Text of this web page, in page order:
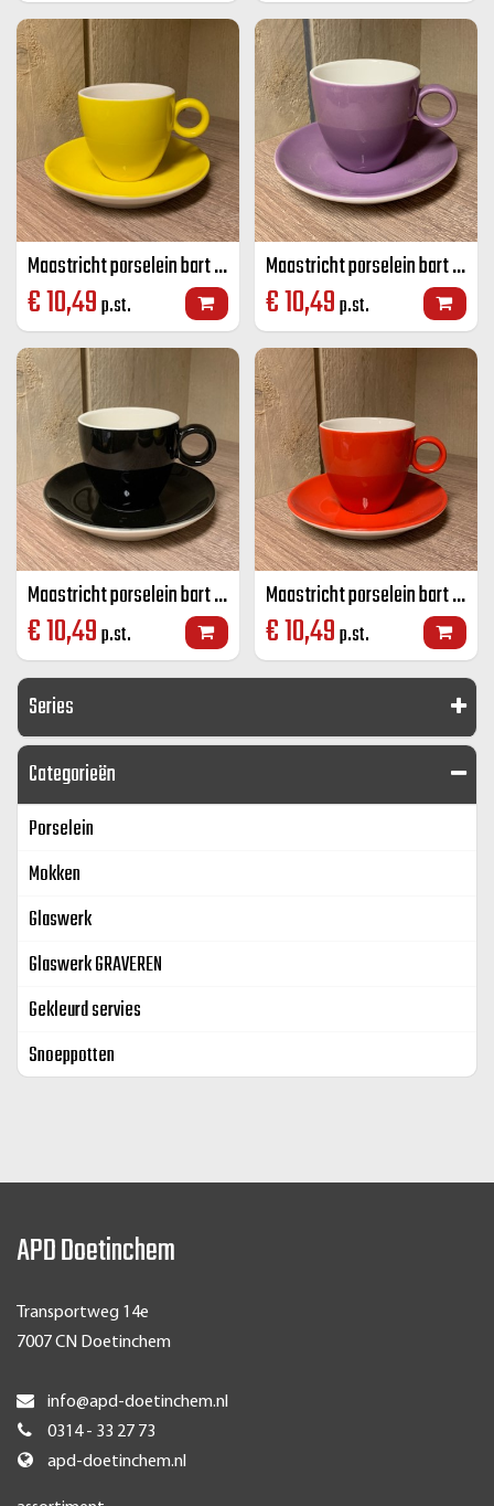
Series
Categorieën
Porselein
Mokken
Glaswerk
Glaswerk GRAVEREN
Gekleurd servies
Snoeppotten
Maastricht porselein bart koffie K+S geel 17 CL
€10,49p.st.
Maastricht porselein bart koffie K+S paars 17 CL
€10,49p.st.
Maastricht porselein bart koffie K+S zwart 17 CL
€10,49p.st.
Maastricht porselein bart koffie rood K+S 17 CL
€10,49p.st.
APD Doetinchem
Transportweg 14e
7007 CN Doetinchem
info@apd-doetinchem.nl
0314 - 33 27 73
apd-doetinchem.nl